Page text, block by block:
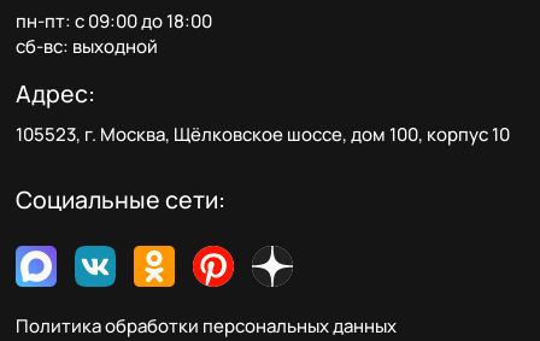
пн-пт: с 09:00 до 18:00
сб-вс: выходной
Адрес:
105523, г. Москва, Щёлковское шоссе, дом 100, корпус 10
Социальные сети:
Политика обработки персональных данных